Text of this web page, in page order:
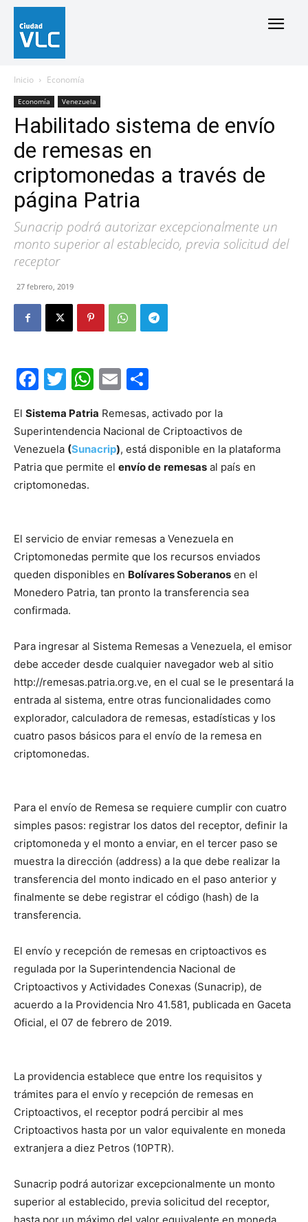
Inicio Economía
Economía Venezuela
Habilitado sistema de envío
de remesas en
criptomonedas a través de
página Patria
Sunacrip podrá autorizar excepcionalmente un
monto superior al establecido, previa solicitud del
receptor
27 febrero, 2019
Facebook
Twitter
WhatsApp
Email
El Sistema Patria Remesas, activado por la
Superintendencia Nacional de Criptoactivos de
Venezuela (Sunacrip), está disponible en la plataforma
Patria que permite el envío de remesas al país en
criptomonedas.
El servicio de enviar remesas a Venezuela en
Criptomonedas permite que los recursos enviados
queden disponibles en Bolívares Soberanos en el
Monedero Patria, tan pronto la transferencia sea
confirmada.
Para ingresar al Sistema Remesas a Venezuela, el emisor
debe acceder desde cualquier navegador web al sitio
http://remesas.patria.org.ve, en el cual se le presentará la
entrada al sistema, entre otras funcionalidades como
explorador, calculadora de remesas, estadísticas y los
cuatro pasos básicos para el envío de la remesa en
criptomonedas.
Para el envío de Remesa se requiere cumplir con cuatro
simples pasos: registrar los datos del receptor, definir la
criptomoneda y el monto a enviar, en el tercer paso se
muestra la dirección (address) a la que debe realizar la
transferencia del monto indicado en el paso anterior y
finalmente se debe registrar el código (hash) de la
transferencia.
El envío y recepción de remesas en criptoactivos es
regulada por la Superintendencia Nacional de
Criptoactivos y Actividades Conexas (Sunacrip), de
acuerdo a la Providencia Nro 41.581, publicada en Gaceta
Oficial, el 07 de febrero de 2019.
La providencia establece que entre los requisitos y
trámites para el envío y recepción de remesas en
Criptoactivos, el receptor podrá percibir al mes
Criptoactivos hasta por un valor equivalente en moneda
extranjera a diez Petros (10PTR).
Sunacrip podrá autorizar excepcionalmente un monto
superior al establecido, previa solicitud del receptor,